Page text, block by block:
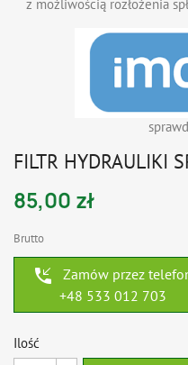
z możliwością rozłożenia
FILTR HYDRAULIKI
85,00 zł
Brutto
phone_callback
Zamów przez
+48 533 012 703
Ilość